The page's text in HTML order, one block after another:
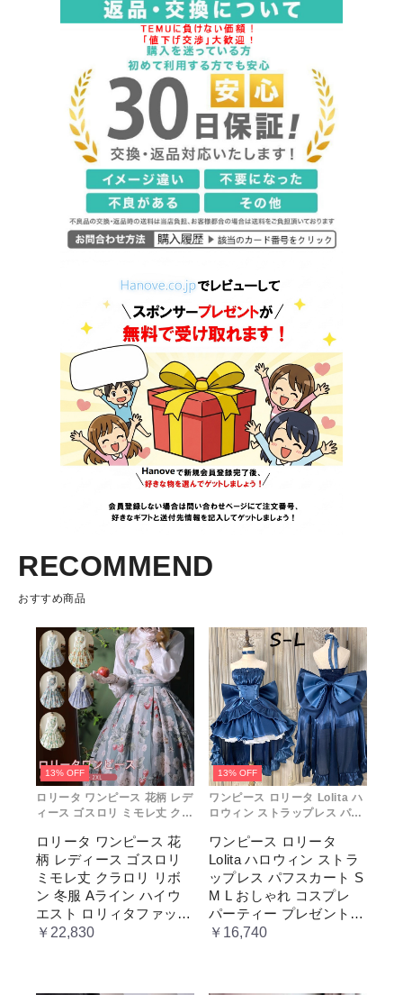
RECOMMEND
おすすめ商品
13% OFF
ロリータ ワンピース 花柄 レデ
ィース ゴスロリ ミモレ丈 クラ
ウエスト ロリィタファッショ
ン レトロ風 クラシカル 上品
かわいい 日常着 通勤 お出かけ
仮 通学
ロリータ ワンピース 花
柄 レディース ゴスロリ
ミモレ丈 クラロリ リボ
ン 冬服 Aライン ハイウ
エスト ロリィタファッシ
ョン レトロ風 クラシカ
￥22,830
13% OFF
ワンピース ロリータ Lolita ハ
ロウィン ストラップレス パフ
プレ パーティー プレゼント レ
ディース コスチューム プリン
セス ロマンティック ブル ドレ
ス
ワンピース ロリータ
Lolita ハロウィン ストラ
ップレス パフスカート S
M L おしゃれ コスプレ
パーティー プレゼント
レディース コスチューム
￥16,740